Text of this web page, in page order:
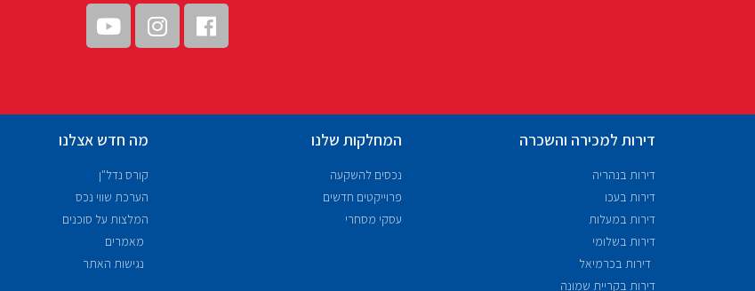
דירות למכירה והשכרה
דירות בנהריה
דירות בעכו
דירות במעלות
דירות בשלומי
דירות בכרמיאל
דירות בקריית שמונה
המחלקות שלנו
נכסים להשקעה
פרוייקטים חדשים
עסקי מסחרי
מה חדש אצלנו
קורס נדל"ן
הערכת שווי נכס
המלצות על סוכנים
מאמרים
נגישות האתר